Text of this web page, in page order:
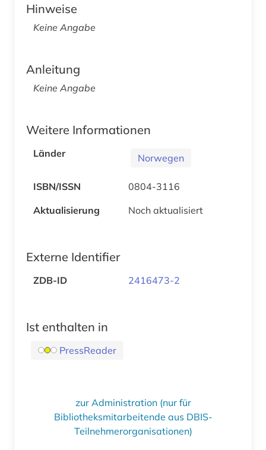
Hinweise
Keine Angabe
Anleitung
Keine Angabe
Weitere Informationen
Länder Norwegen
ISBN/ISSN
0804-3116
Aktualisierung
Noch aktualisiert
Externe Identifier
ZDB-ID 2416473-2
Ist enthalten in
PressReader
zur Administration (nur für
Bibliotheksmitarbeitende aus DBIS-
Teilnehmerorganisationen)